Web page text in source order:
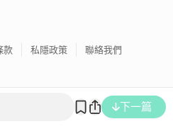
下一篇
款 私隱政策 聯絡我們